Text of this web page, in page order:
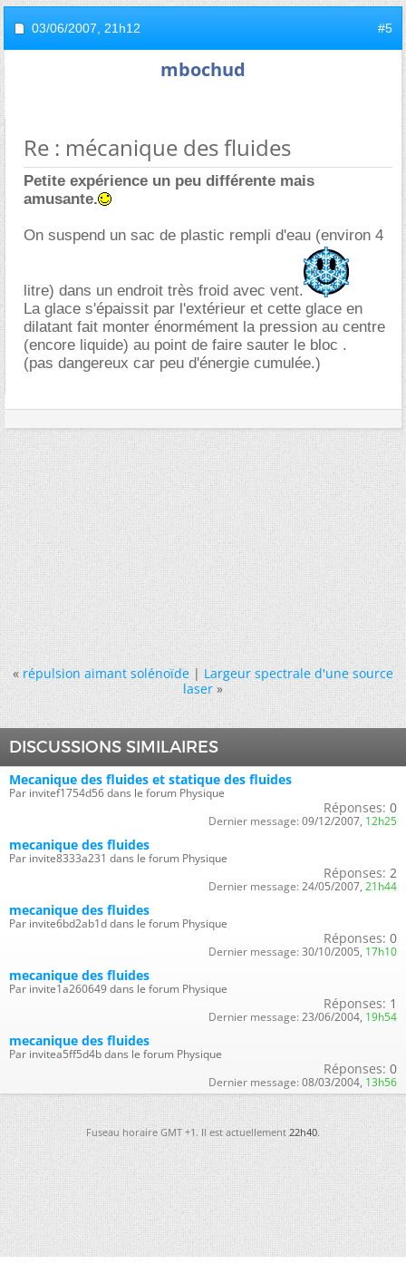
03/06/2007, 21h12 #5
mbochud
Re : mécanique des fluides
Petite expérience un peu différente mais
amusante.
On suspend un sac de plastic rempli d'eau (environ 4
litre) dans un endroit très froid avec vent.
La glace s'épaissit par l'extérieur et cette glace en
dilatant fait monter énormément la pression au centre
(encore liquide) au point de faire sauter le bloc .
(pas dangereux car peu d'énergie cumulée.)
« répulsion aimant solénoïde|Largeur spectrale d'une source
laser »
DISCUSSIONS SIMILAIRES
Mecanique des fluides et statique des fluides
Par invitef1754d56 dans le forum Physique
Réponses: 0
Dernier message: 09/12/2007, 12h25
mecanique des fluides
Par invite8333a231 dans le forum Physique
Réponses: 2
Dernier message: 24/05/2007, 21h44
mecanique des fluides
Par invite6bd2ab1d dans le forum Physique
Réponses: 0
Dernier message: 30/10/2005, 17h10
mecanique des fluides
Par invite1a260649 dans le forum Physique
Réponses: 1
Dernier message: 23/06/2004, 19h54
mecanique des fluides
Par invitea5ff5d4b dans le forum Physique
Réponses: 0
Dernier message: 08/03/2004, 13h56
Fuseau horaire GMT +1. Il est actuellement22h40.